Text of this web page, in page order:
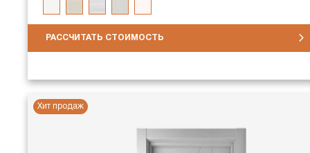
РАССЧИТАТЬ СТОИМОСТЬ
Хит продаж